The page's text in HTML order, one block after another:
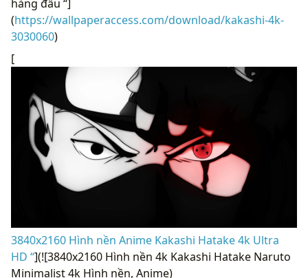
hàng đầu “]
(https://wallpaperaccess.com/download/kakashi-4k-
3030060)
[
3840x2160 Hình nền Anime Kakashi Hatake 4k Ultra
HD “](![3840x2160 Hình nền 4k Kakashi Hatake Naruto
Minimalist 4k Hình nền, Anime)